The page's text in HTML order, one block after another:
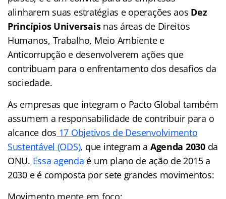
alinharem suas estratégias e operações aos Dez
Princípios Universaisnas áreas de Direitos
Humanos, Trabalho, Meio Ambiente e
Anticorrupção e desenvolverem ações que
contribuam para o enfrentamento dos desafios da
sociedade.
As empresas que integram o Pacto Global também
assumem a responsabilidade de contribuir para o
alcance dos 17 Objetivos de Desenvolvimento
Sustentável (ODS), que integram a Agenda 2030da
ONU. Essa agenda é um plano de ação de 2015 a
2030 e é composta por sete grandes movimentos:
Movimento mente em foco;